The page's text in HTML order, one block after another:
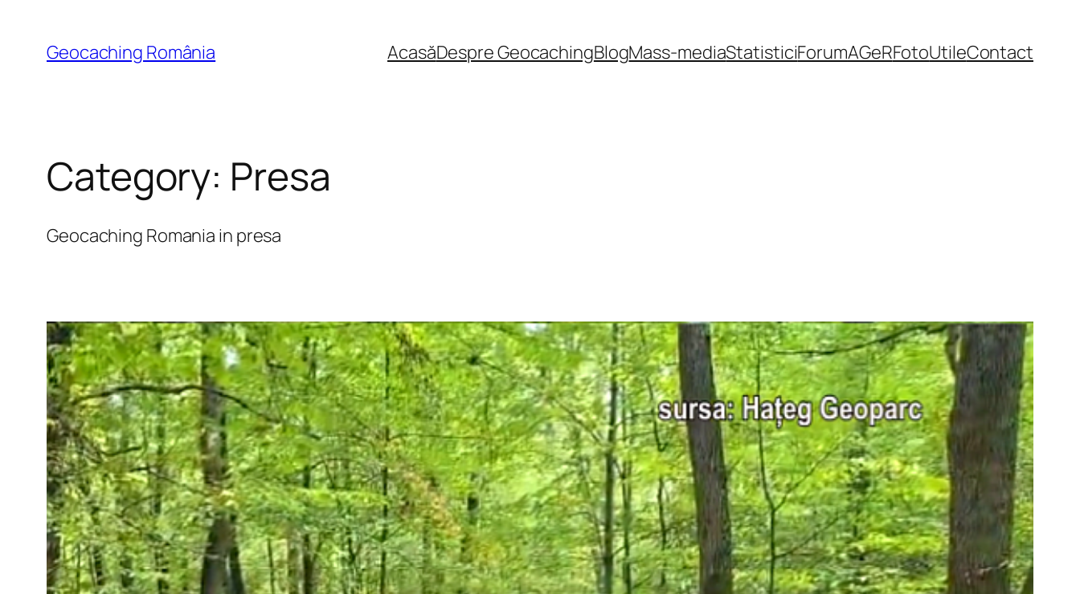
content
Geocaching România AcasăDespre GeocachingBlogMass-mediaStatisticiForumAGeRFotoUtileContact
Category: Presa
Geocaching Romania in presa